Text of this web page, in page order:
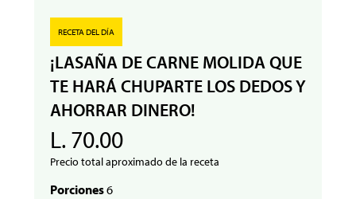
RECETA DEL DÍA
¡LASAÑA DE CARNE MOLIDA QUE
TE HARÁ CHUPARTE LOS DEDOS Y
AHORRAR DINERO!
L. 70.00
Precio total aproximado de la receta
Porciones6